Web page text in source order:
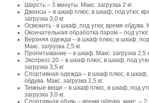
Шерсть – 3 минуты. Макс. загрузка 2 кг.
Джинсы – в шкаф плюс, в шкаф, под утюг,
загрузка 3,0 кг.
Освежить - в шкаф, под утюг, время обдува.
Окончательная обработка паром – под утюг.
Верхняя одежда – в шкаф плюс, в шкаф, под
Макс. загрузка 2,5 кг.
Пропитывание – в шкаф. Макс. загрузка 2,5
Экспресс 20 – в шкаф плюс, в шкаф, под
загрузка 3,5 кг.
Спортивная одежда – в шкаф плюс, в шкаф,
обдува. Макс. загрузка 2,5 кг.
Темные вещи – в шкаф плюс, в шкаф, под
загрузка 3,0 кг.
Спортивная обувь – время обдува, макс. – 2